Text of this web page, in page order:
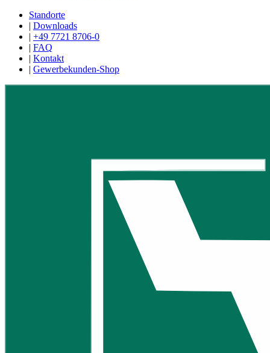
Standorte
| Downloads
| +49 7721 8706-0
| FAQ
| Kontakt
| Gewerbekunden-Shop